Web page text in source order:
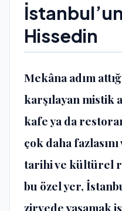
Hissedin
Mekâna adım
karşılayanmistik
kafe ya da
çok daha
tarihi ve kültürel
bu özel yer,
zirvede yaşamak